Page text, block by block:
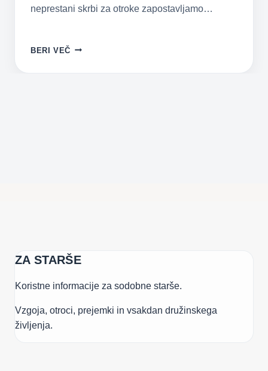
neprestani skrbi za otroke zapostavljamo…
BERI VEČ V
ZVEZI
ZA STARŠE
Koristne informacije za sodobne starše.
Vzgoja, otroci, prejemki in vsakdan družinskega
življenja.